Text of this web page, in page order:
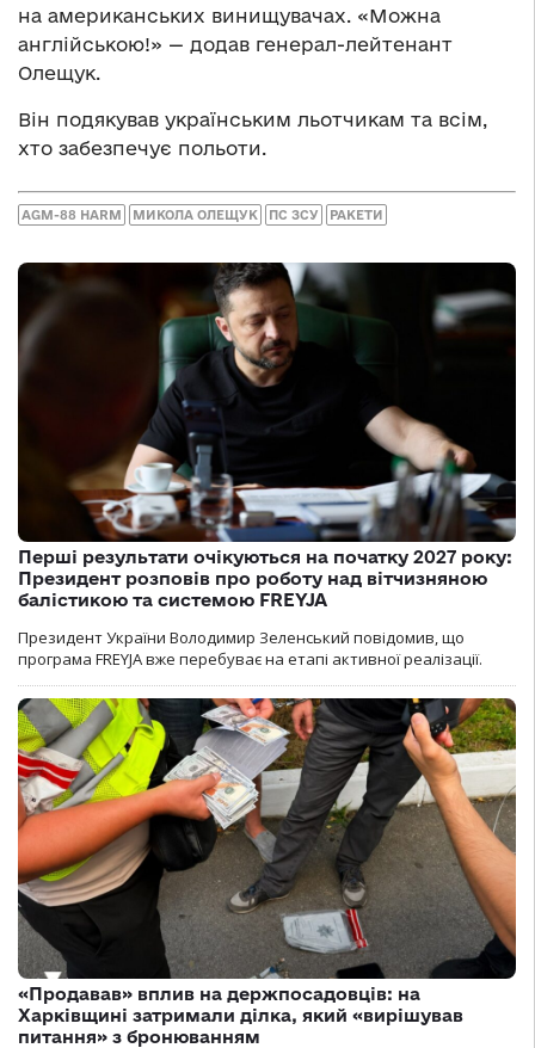
на американських винищувачах. «Можна
англійською!» — додав генерал-лейтенант
Олещук.
Він подякував українським льотчикам та всім,
хто забезпечує польоти.
AGM-88 HARM МИКОЛА ОЛЕЩУК ПС ЗСУ РАКЕТИ
Перші результати очікуються на початку 2027 року:
Президент розповів про роботу над вітчизняною
балістикою та системою FREYJA
Президент України Володимир Зеленський повідомив, що
програма FREYJA вже перебуває на етапі активної реалізації.
«Продавав» вплив на держпосадовців: на
Харківщині затримали ділка, який «вирішував
питання» з бронюванням